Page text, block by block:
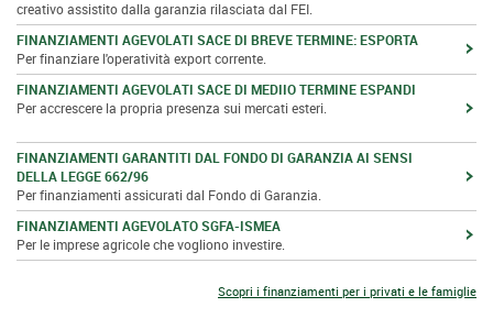
creativo assistito dalla garanzia rilasciata dal FEI.
FINANZIAMENTI AGEVOLATI SACE DI BREVE TERMINE: ESPORTA
Per finanziare l'operatività export corrente.
FINANZIAMENTI AGEVOLATI SACE DI MEDIIO TERMINE ESPANDI
Per accrescere la propria presenza sui mercati esteri.
FINANZIAMENTI GARANTITI DAL FONDO DI GARANZIA AI SENSI
DELLA LEGGE 662/96
Per finanziamenti assicurati dal Fondo di Garanzia.
FINANZIAMENTI AGEVOLATO SGFA-ISMEA
Per le imprese agricole che vogliono investire.
Scopri i finanziamenti per i privati e le famiglie